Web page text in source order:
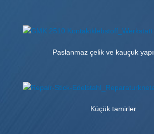
Paslanmaz çelik ve kauçuk
Küçük tamirler